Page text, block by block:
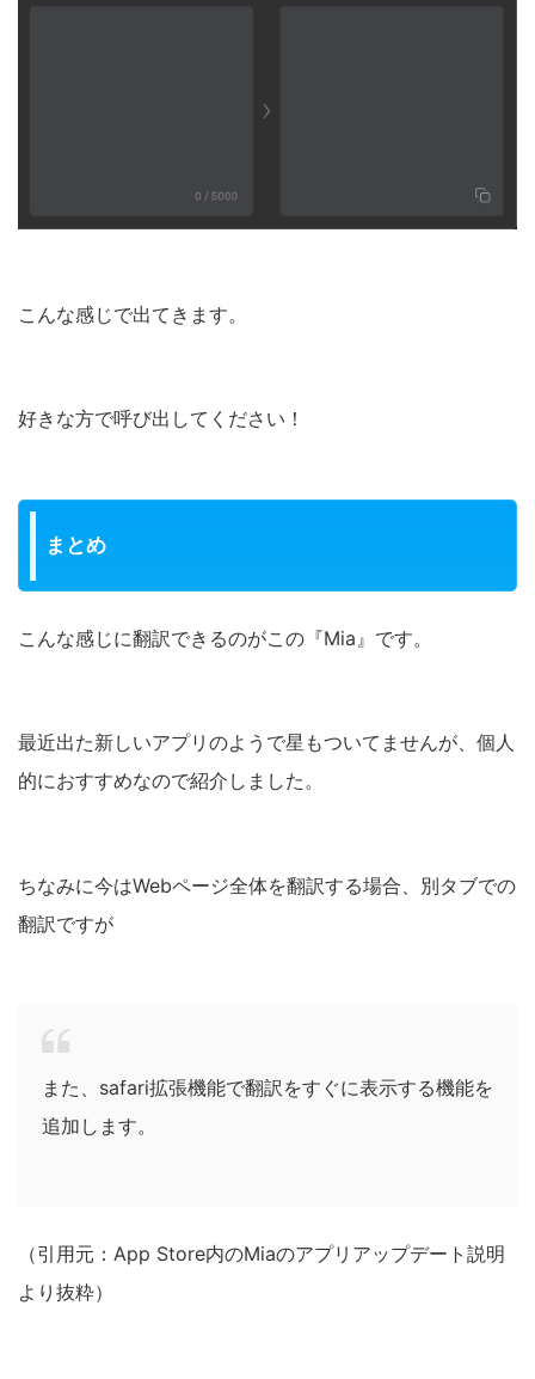
こんな感じで出てきます。
好きな方で呼び出してください！
まとめ
こんな感じに翻訳できるのがこの『Mia』です。
最近出た新しいアプリのようで星もついてませんが、個人
的におすすめなので紹介しました。
ちなみに今はWebページ全体を翻訳する場合、別タブでの
翻訳ですが
また、safari拡張機能で翻訳をすぐに表示する機能を
追加します。
（引用元：App Store内のMiaのアプリアップデート説明
より抜粋）